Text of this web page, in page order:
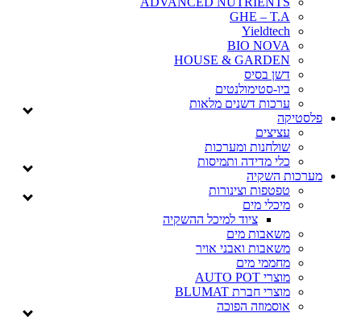
GHE – T.A
Yieldtech
BIO NOVA
HOUSE & GARDEN
דשן בסיס
ביו-סטימולנטים
ערכות דשנים מלאות
פלסטיקה
עציצים
שולחנות ומערכות
כלי מדידה ותמיסות
מערכות השקיה
טפטפות וצינורות
מיכלי מים
ציוד למיכל ההשקיה
משאבות מים
משאבות ואבני אויר
מחממי מים
מוצרי AUTO POT
מוצרי חברת BLUMAT
אוסמוזה הפוכה